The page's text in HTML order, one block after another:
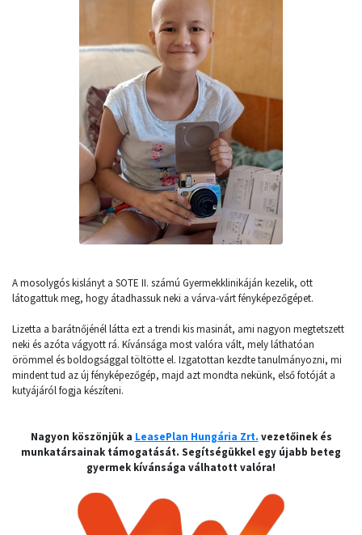
A mosolygós kislányt a SOTE II. számú Gyermekklinikáján kezelik, ott
látogattuk meg, hogy átadhassuk neki a várva-várt fényképezőgépet.
Lizetta a barátnőjénél látta ezt a trendi kis masinát, ami nagyon megtetszett
neki és azóta vágyott rá. Kívánsága most valóra vált, mely láthatóan
örömmel és boldogsággal töltötte el. Izgatottan kezdte tanulmányozni, mi
mindent tud az új fényképezőgép, majd azt mondta nekünk, első fotóját a
kutyájáról fogja készíteni.
Nagyon köszönjük a LeasePlan Hungária Zrt. vezetőinek és
munkatársainak támogatását. Segítségükkel egy újabb beteg
gyermek kívánsága válhatott valóra!